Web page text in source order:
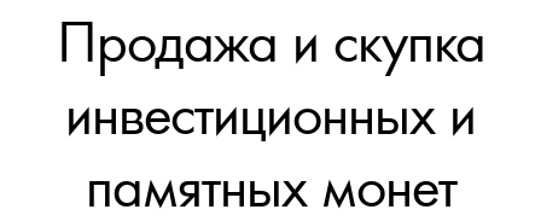
Продажа и скупка
инвестиционных и
памятных монет